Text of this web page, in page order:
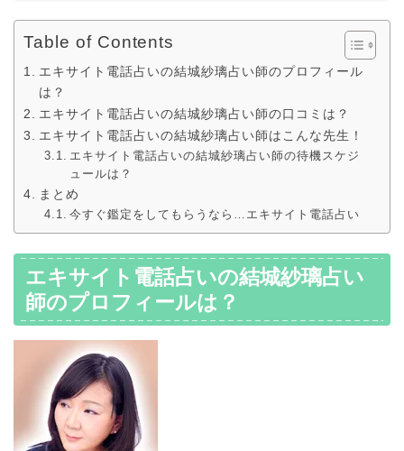
Table of Contents
エキサイト電話占いの結城紗璃占い師のプロフィール
は？
エキサイト電話占いの結城紗璃占い師の口コミは？
エキサイト電話占いの結城紗璃占い師はこんな先生！
エキサイト電話占いの結城紗璃占い師の待機スケジ
ュールは？
まとめ
今すぐ鑑定をしてもらうなら…エキサイト電話占い
エキサイト電話占いの結城紗璃占い
師のプロフィールは？